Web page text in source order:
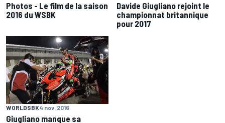
Photos - Le film de la saison
2016 du WSBK
Davide Giugliano rejoint le
championnat britannique
pour 2017
WORLDSBK4 nov. 2016
Giugliano manque sa